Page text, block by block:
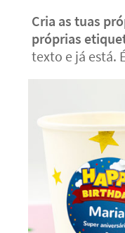
Cria as tuas
próprias
texto e já está.